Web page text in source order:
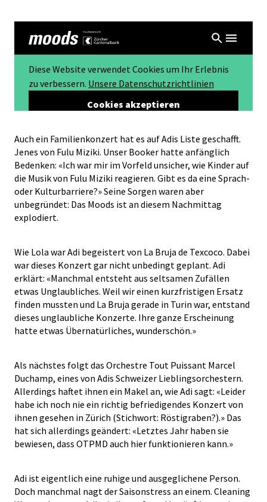
Auch ein Familienkonzert hat es auf Adis Liste geschafft.
Jenes von Fulu Miziki. Unser Booker hatte anfänglich
Bedenken: «Ich war mir im Vorfeld unsicher, wie Kinder auf
die Musik von Fulu Miziki reagieren. Gibt es da eine Sprach-
oder Kulturbarriere?» Seine Sorgen waren aber
unbegründet: Das Moods ist an diesem Nachmittag
explodiert.
Wie Lola war Adi begeistert von La Bruja de Texcoco. Dabei
war dieses Konzert gar nicht unbedingt geplant. Adi
erklärt: «Manchmal entsteht aus seltsamen Zufällen
etwas Unglaubliches. Weil wir einen kurzfristigen Ersatz
finden mussten und La Bruja gerade in Turin war, entstand
dieses unglaubliche Konzerte. Ihre ganze Erscheinung
hatte etwas Übernatürliches, wunderschön.»
Als nächstes folgt das Orchestre Tout Puissant Marcel
Duchamp, eines von Adis Schweizer Lieblingsorchestern.
Allerdings haftet ihnen ein Makel an, wie Adi sagt: «Leider
habe ich noch nie ein richtig befriedigendes Konzert von
ihnen gesehen in Zürich (Stichwort: Röstigraben?).» Das
hat sich allerdings geändert: «Letztes Jahr haben sie
bewiesen, dass OTPMD auch hier funktionieren kann.»
Adi ist eigentlich eine ruhige und ausgeglichene Person.
Doch manchmal nagt der Saisonstress an einem. Cleaning